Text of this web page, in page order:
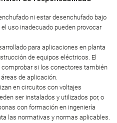
ni estar desenchufado bajo
uso inadecuado pueden provocar
para aplicaciones en planta
de equipos eléctricos. El
si los conectores también
de aplicación.
en circuitos con voltajes
ser instalados y utilizados por, o
con formación en ingeniería
las normativas y normas aplicables.